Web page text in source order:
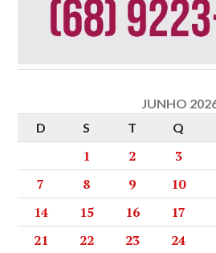
JUNHO
D
S T Q
1 2 3
7
8 9 10
14
15 16 17
21
22 23 24